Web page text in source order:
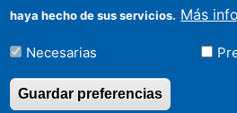
Contacto
Cómo llegar
haya hecho de sus servicios. Más
Necesarias
Guardar preferencias